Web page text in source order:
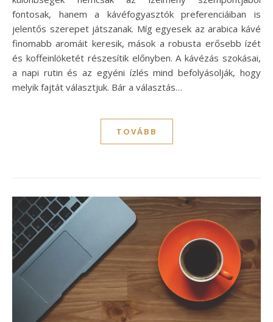
fontosak, hanem a kávéfogyasztók preferenciáiban is
jelentős szerepet játszanak. Míg egyesek az arabica kávé
finomabb aromáit keresik, mások a robusta erősebb ízét
és koffeinlöketét részesítik előnyben. A kávézás szokásai,
a napi rutin és az egyéni ízlés mind befolyásolják, hogy
melyik fajtát választjuk. Bár a választás…
TOVÁBB